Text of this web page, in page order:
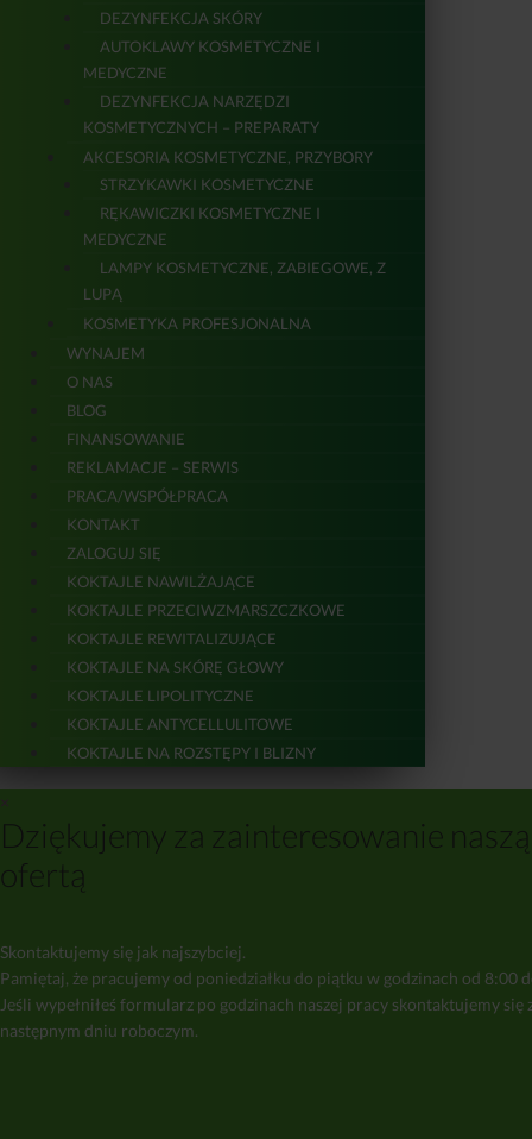
DEZYNFEKCJA SKÓRY
AUTOKLAWY KOSMETYCZNE I
MEDYCZNE
DEZYNFEKCJA NARZĘDZI
KOSMETYCZNYCH – PREPARATY
AKCESORIA KOSMETYCZNE, PRZYBORY
STRZYKAWKI KOSMETYCZNE
RĘKAWICZKI KOSMETYCZNE I
MEDYCZNE
LAMPY KOSMETYCZNE, ZABIEGOWE, Z
LUPĄ
KOSMETYKA PROFESJONALNA
WYNAJEM
O NAS
BLOG
FINANSOWANIE
REKLAMACJE – SERWIS
PRACA/WSPÓŁPRACA
KONTAKT
ZALOGUJ SIĘ
KOKTAJLE NAWILŻAJĄCE
KOKTAJLE PRZECIWZMARSZCZKOWE
KOKTAJLE REWITALIZUJĄCE
KOKTAJLE NA SKÓRĘ GŁOWY
KOKTAJLE LIPOLITYCZNE
KOKTAJLE ANTYCELLULITOWE
KOKTAJLE NA ROZSTĘPY I BLIZNY
Dziękujemy za zainteresowanie naszą
ofertą
Skontaktujemy się jak najszybciej.
Pamiętaj, że pracujemy od poniedziałku do piątku w godzinach od 8:00
Jeśli wypełniłeś formularz po godzinach naszej pracy skontaktujemy się
następnym dniu roboczym.